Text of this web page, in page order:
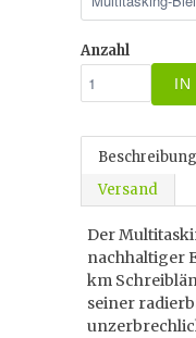
Anzahl
IN
Beschreibung
Versand
Der
nachhaltiger
km
seiner